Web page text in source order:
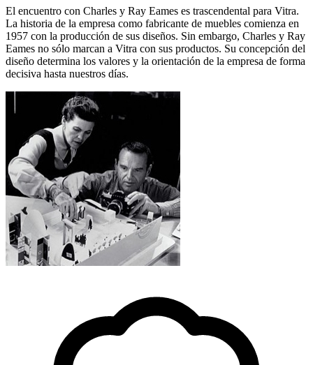
El encuentro con Charles y Ray Eames es trascendental para Vitra.
La historia de la empresa como fabricante de muebles comienza en
1957 con la producción de sus diseños. Sin embargo, Charles y Ray
Eames no sólo marcan a Vitra con sus productos. Su concepción del
diseño determina los valores y la orientación de la empresa de forma
decisiva hasta nuestros días.